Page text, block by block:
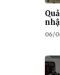
06/